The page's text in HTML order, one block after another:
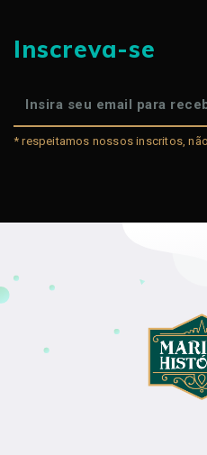
Inscreva-se
* respeitamos nossos inscritos,